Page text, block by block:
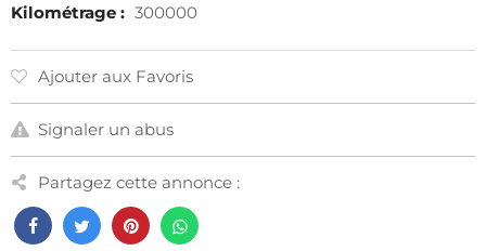
Kilométrage : 300000
Ajouter aux Favoris
Signaler un abus
Partagez cette annonce :